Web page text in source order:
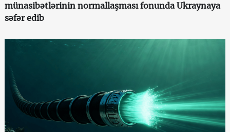
münasibətlərinin normallaşması fonunda Ukraynaya
səfər edib